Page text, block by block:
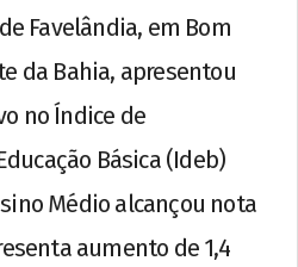
Favelândia, em Bom
da Bahia, apresentou
no Índice de
Básica (Ideb)
Médio alcançou nota
aumento de 1,4